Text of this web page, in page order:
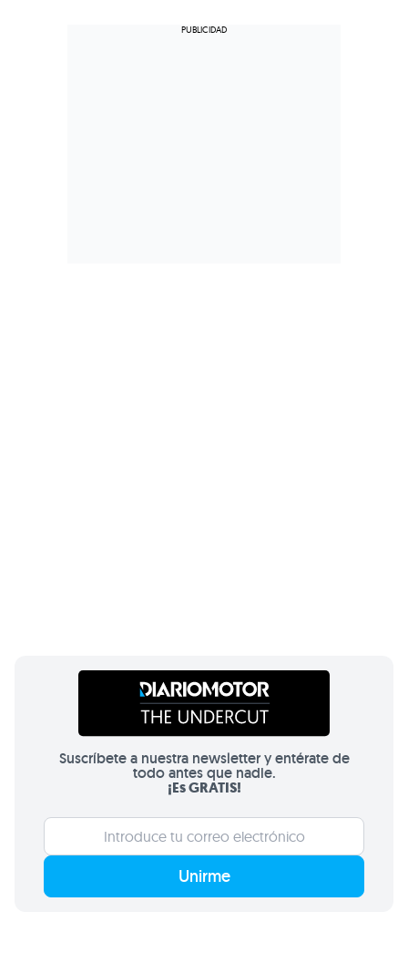
Suscríbete a nuestra newsletter y entérate de
todo antes que nadie.
¡Es GRATIS!
Unirme